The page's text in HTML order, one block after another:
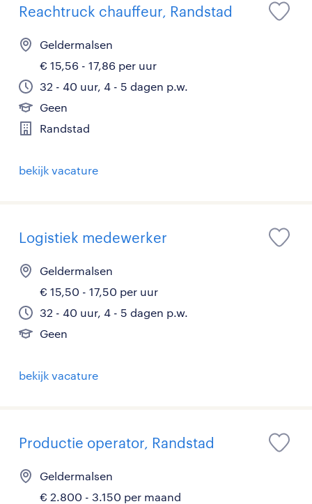
Reachtruck chauffeur, Randstad
Geldermalsen
€ 15,56 - 17,86 per uur
32 - 40 uur, 4 - 5 dagen p.w.
Geen
Randstad
bekijk vacature
Logistiek medewerker
Geldermalsen
€ 15,50 - 17,50 per uur
32 - 40 uur, 4 - 5 dagen p.w.
Geen
bekijk vacature
Productie operator, Randstad
Geldermalsen
€ 2.800 - 3.150 per maand